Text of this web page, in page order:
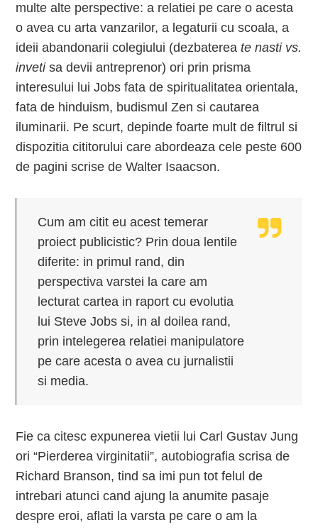
multe alte perspective: a relatiei pe care o acesta
o avea cu arta vanzarilor, a legaturii cu scoala, a
ideii abandonarii colegiului (dezbatereate nasti vs.
invetisa devii antreprenor) ori prin prisma
interesului lui Jobs fata de spiritualitatea orientala,
fata de hinduism, budismul Zen si cautarea
iluminarii. Pe scurt, depinde foarte mult de filtrul si
dispozitia cititorului care abordeaza cele peste 600
de pagini scrise de Walter Isaacson.
Cum am citit eu acest temerar
proiect publicistic? Prin doua lentile
diferite: in primul rand, din
perspectiva varstei la care am
lecturat cartea in raport cu evolutia
lui Steve Jobs si, in al doilea rand,
prin intelegerea relatiei manipulatore
pe care acesta o avea cu jurnalistii
si media.
Fie ca citesc expunerea vietii lui Carl Gustav Jung
ori “Pierderea virginitatii”, autobiografia scrisa de
Richard Branson, tind sa imi pun tot felul de
intrebari atunci cand ajung la anumite pasaje
despre eroi, aflati la varsta pe care o am la